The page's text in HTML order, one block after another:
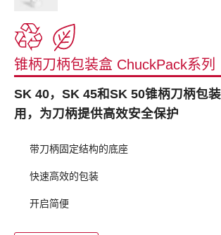
锥柄刀柄包装盒 ChuckPack系列
SK 40，SK 45和SK 50锥柄刀柄包
用，为刀柄提供高效安全保护
带刀柄固定结构的底座
快速高效的包装
开启简便